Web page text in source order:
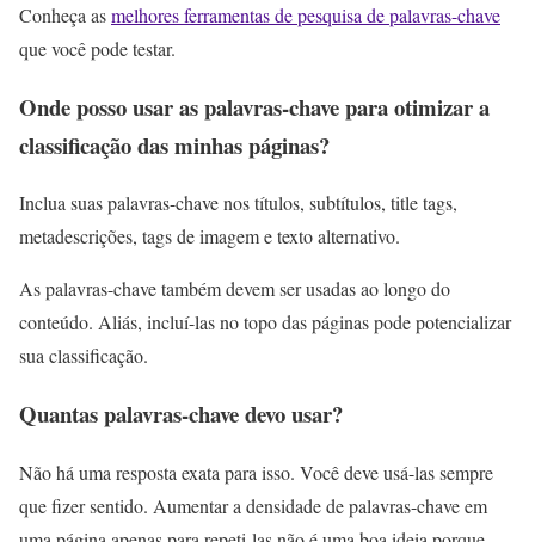
Conheça asmelhores ferramentas de pesquisa de palavras-chave
que você pode testar.
Onde posso usar as palavras-chave para otimizar a
classificação das minhas páginas?
Inclua suas palavras-chave nos títulos, subtítulos, title tags,
metadescrições, tags de imagem e texto alternativo.
As palavras-chave também devem ser usadas ao longo do
conteúdo. Aliás, incluí-las no topo das páginas pode potencializar
sua classificação.
Quantas palavras-chave devo usar?
Não há uma resposta exata para isso. Você deve usá-las sempre
que fizer sentido. Aumentar a densidade de palavras-chave em